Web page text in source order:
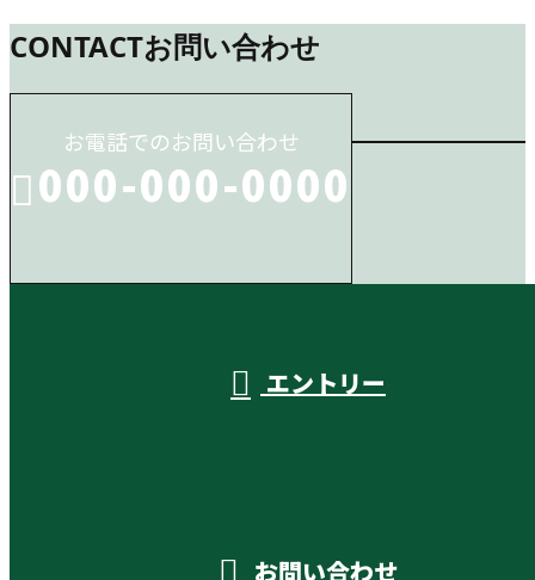
CONTACTお問い合わせ
お電話でのお問い合わせ
000-000-0000
エントリー
お問い合わせ